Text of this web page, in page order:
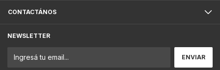
CONTACTÁNOS
NEWSLETTER